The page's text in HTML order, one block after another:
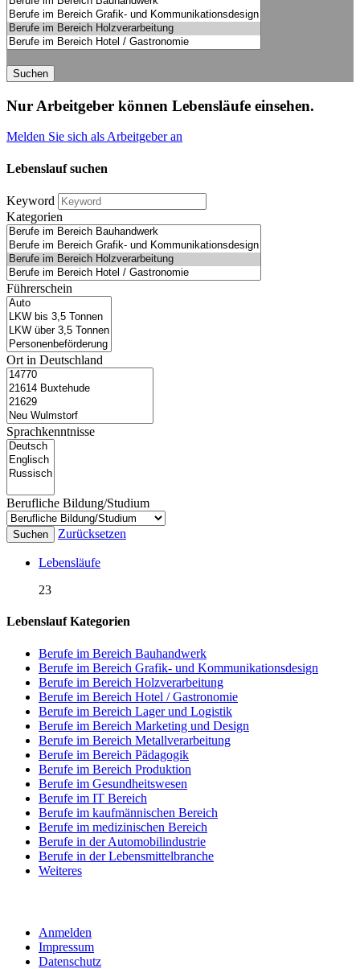
Suchen
Nur Arbeitgeber können Lebensläufe einsehen.
Melden Sie sich als Arbeitgeber an
Lebenslauf suchen
Keyword
Kategorien
Führerschein
Ort in Deutschland
Sprachkenntnisse
Berufliche Bildung/Studium
Suchen Zurücksetzen
Lebensläufe
23
Lebenslauf Kategorien
Berufe im Bereich Bauhandwerk
Berufe im Bereich Grafik- und Kommunikationsdesign
Berufe im Bereich Holzverarbeitung
Berufe im Bereich Hotel / Gastronomie
Berufe im Bereich Lager und Logistik
Berufe im Bereich Marketing und Design
Berufe im Bereich Metallverarbeitung
Berufe im Bereich Pädagogik
Berufe im Bereich Produktion
Berufe im Gesundheitswesen
Berufe im IT Bereich
Berufe im kaufmännischen Bereich
Berufe im medizinischen Bereich
Berufe in der Automobilindustrie
Berufe in der Lebensmittelbranche
Weiteres
Anmelden
Impressum
Datenschutz